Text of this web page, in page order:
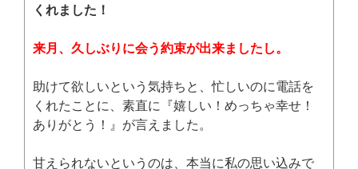
くれました！
来月、久しぶりに会う約束が出来ましたし。
助けて欲しいという気持ちと、忙しいのに電話を
くれたことに、素直に『嬉しい！めっちゃ幸せ！
ありがとう！』が言えました。
甘えられないというのは、本当に私の思い込みで